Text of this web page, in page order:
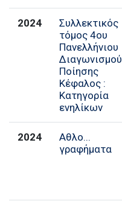
2024
Συλλεκτικός
τόμος 4ου
Πανελλήνιου
Διαγωνισμού
Ποίησης
Κέφαλος :
Κατηγορία
ενηλίκων
2024
Αθλο...
γραφήματα